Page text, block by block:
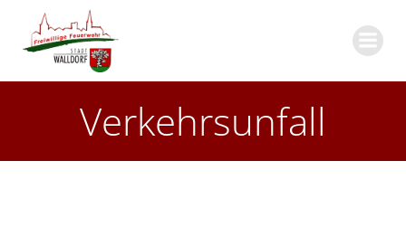
Verkehrsunfall